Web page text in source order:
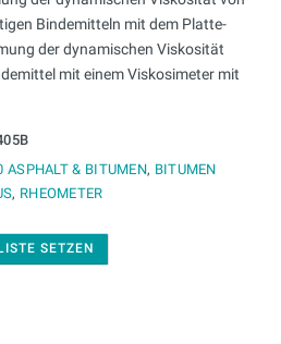
Bindemitteln mit dem Platte-
der dynamischen Viskosität
mit einem Viskosimeter mit
ASPHALT & BITUMEN, BITUMEN
, RHEOMETER
SETZEN